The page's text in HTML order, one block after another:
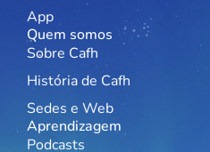
App
Quem somos
Sobre Cafh
História de Cafh
Sedes e Web
Aprendizagem
Podcasts